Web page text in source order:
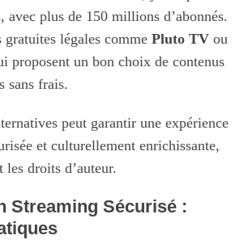
avec plus de 150 millions d’abonnés.
gratuites légales comme Pluto TVou
proposent un bon choix de contenus
sans frais.
peut garantir une expérience
et culturellement enrichissante,
les droits d’auteur.
Streaming Sécurisé :